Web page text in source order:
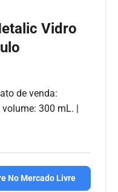
Vidro
de venda:
300 mL. |
No Mercado Livre